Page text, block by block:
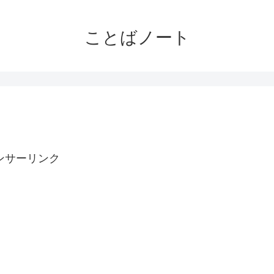
ことばノート
サーリンク